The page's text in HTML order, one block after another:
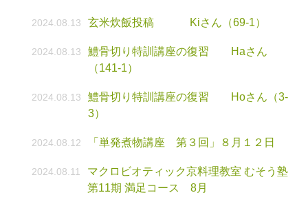
2024.08.13 玄米炊飯投稿 Kiさん（69-1）
2024.08.13
鱧骨切り特訓講座の復習 Haさん
（141-1）
2024.08.13
鱧骨切り特訓講座の復習 Hoさん（3-
3）
2024.08.12 「単発煮物講座 第３回」８月１２日
2024.08.11
マクロビオティック京料理教室 むそう塾
第11期 満足コース 8月